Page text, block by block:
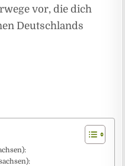
vor, die dich
Deutschlands